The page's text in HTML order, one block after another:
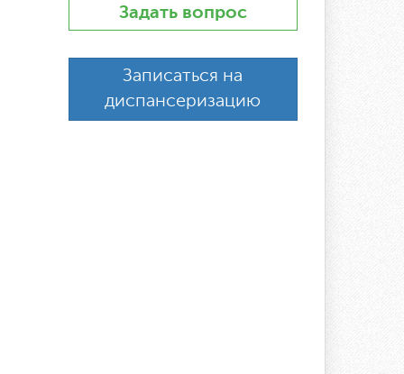
Задать вопрос
Записаться на
диспансеризацию